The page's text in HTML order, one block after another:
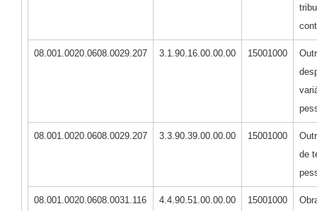
08.001.0020.0608.0029.207 3.1.90.16.00.00.00 15001000
08.001.0020.0608.0029.207 3.3.90.39.00.00.00 15001000
de
08.001.0020.0608.0031.116 4.4.90.51.00.00.00 15001000